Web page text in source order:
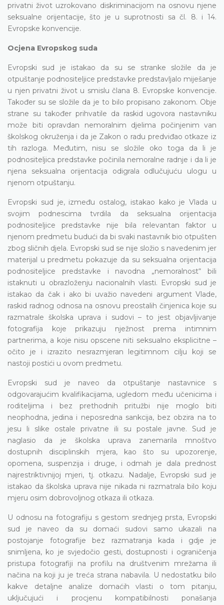
privatni život uzrokovano diskriminacijom na osnovu njene
seksualne orijentacije, što je u suprotnosti sa čl. 8. i 14.
Evropske konvencije.
Ocjena Evropskog suda
Evropski sud je istakao da su se stranke složile da je
otpuštanje podnositeljice predstavke predstavljalo miješanje
u njen privatni život u smislu člana 8. Evropske konvencije.
Također su se složile da je to bilo propisano zakonom. Obje
strane su također prihvatile da raskid ugovora nastavniku
može biti opravdan nemoralnim djelima počinjenim van
školskog okruženja i da je Zakon o radu predviđao otkaze iz
tih razloga. Međutim, nisu se složile oko toga da li je
podnositeljica predstavke počinila nemoralne radnje i da li je
njena seksualna orijentacija odigrala odlučujuću ulogu u
njenom otpuštanju.
Evropski sud je, između ostalog, istakao kako je Vlada u
svojim podnescima tvrdila da seksualna orijentacija
podnositeljice predstavke nije bila relevantan faktor u
njenom predmetu budući da bi svaki nastavnik bio otpušten
zbog sličnih djela. Evropski sud se nije složio s navedenim jer
materijal u predmetu pokazuje da su seksualna orijentacija
podnositeljice predstavke i navodna „nemoralnost“ bili
istaknuti u obrazloženju nacionalnih vlasti. Evropski sud je
istakao da čak i ako bi uvažio navedeni argument Vlade,
raskid radnog odnosa na osnovu preostalih činjenica koje su
razmatrale školska uprava i sudovi – to jest objavljivanje
fotografija koje prikazuju nježnost prema intimnim
partnerima, a koje nisu opscene niti seksualno eksplicitne –
očito je i izrazito nesrazmjeran legitimnom cilju koji se
nastoji postići u ovom predmetu.
Evropski sud je naveo da otpuštanje nastavnice s
odgovarajućim kvalifikacijama, ugledom među učenicima i
roditeljima i bez prethodnih pritužbi nije moglo biti
neophodna, jedina i neposredna sankcija, bez obzira na to
jesu li slike ostale privatne ili su postale javne. Sud je
naglasio da je školska uprava zanemarila mnoštvo
dostupnih disciplinskih mjera, kao što su upozorenje,
opomena, suspenzija i druge, i odmah je dala prednost
najrestriktivnijoj mjeri, tj. otkazu. Nadalje, Evropski sud je
istakao da školska uprava nije nikada ni razmatrala bilo koju
mjeru osim dobrovoljnog otkaza ili otkaza.
U odnosu na fotografiju s gestom srednjeg prsta, Evropski
sud je naveo da su domaći sudovi samo ukazali na
postojanje fotografije bez razmatranja kada i gdje je
snimljena, ko je svjedočio gesti, dostupnosti i ograničenja
pristupa fotografiji na profilu na društvenim mrežama ili
načina na koji ju je treća strana nabavila. U nedostatku bilo
kakve detaljne analize domaćih vlasti o tom pitanju,
uključujući i procjenu kompatibilnosti ponašanja